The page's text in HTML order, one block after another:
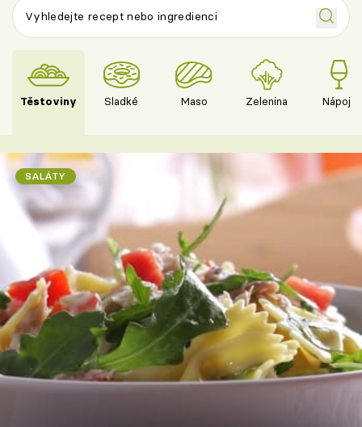
Těstoviny Sladké Maso Zelenina Nápoje
SALÁTY